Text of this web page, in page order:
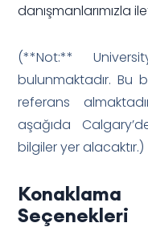
danışmanlarımızla
(**Not:**
bulunmaktadır. Bu
referans
aşağıda
bilgiler yer alacaktır.)
Seçenekleri